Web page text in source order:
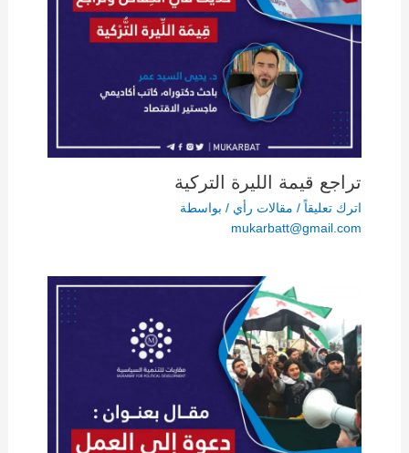
تراجع قيمة الليرة التركية
اترك تعليقاً / مقالات رأي / بواسطة
mukarbatt@gmail.com